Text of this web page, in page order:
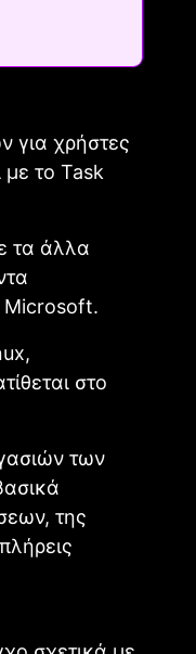
για χρήστες
το Task
τα άλλα
Microsoft.
στο
των
της